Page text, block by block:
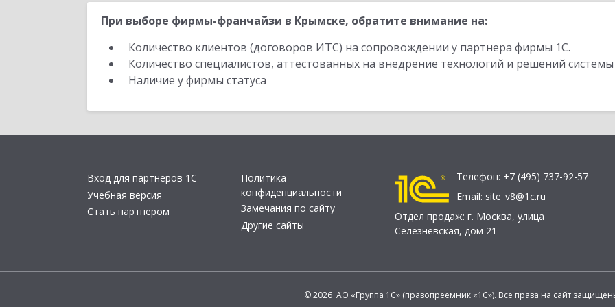
При выборе фирмы-франчайзи в Крымске, обратите внимание на:
Количество клиентов (договоров ИТС) на сопровождении у партнера фирмы 1С.
Количество специалистов, аттестованных на внедрение технологий и решений
Наличие у фирмы статуса
Вход для партнеров 1С
Учебная версия
Стать партнером
Политика
конфиденциальности
Замечания по сайту
Другие сайты
Телефон: +7 (495) 737-92-57
Email: site_v8@1c.ru
Отдел продаж: г. Москва, улица
Селезнёвская, дом 21
© 2026 АО «Группа 1С» (правопреемник «1С»). Все права на сайт